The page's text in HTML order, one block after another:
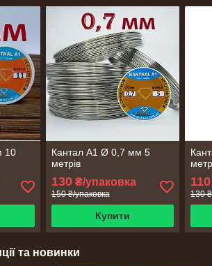
10
Кантал А1 Ø 0,7 мм 5
метрів
130₴/упаковка
150 ₴/упаковка
Купити
110
130
та новинки